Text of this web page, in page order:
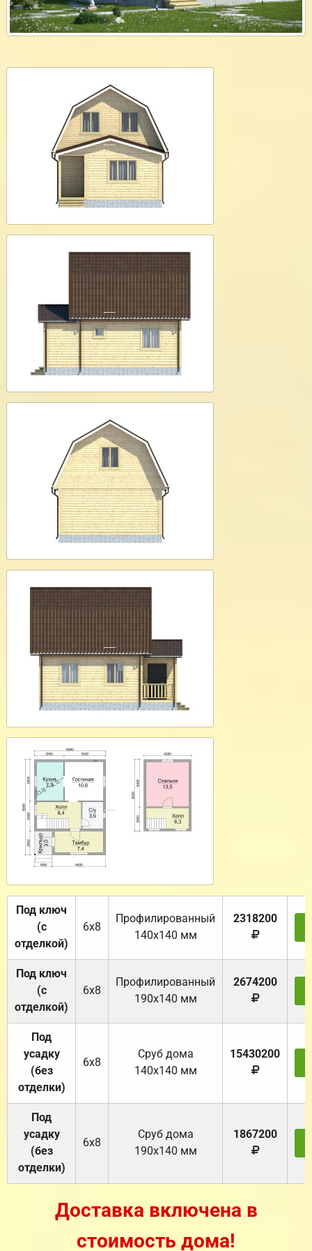
Под ключ
(с
отделкой)
6х8
Профилированный
140х140 мм
2318200
Под ключ
(с
отделкой)
6х8
Профилированный
190х140 мм
2674200
Под
усадку
(без
отделки)
6х8
Cруб дома
140х140 мм
15430200
Под
усадку
(без
отделки)
6х8
Cруб дома
190х140 мм
1867200
Доставка включена в
стоимость дома!